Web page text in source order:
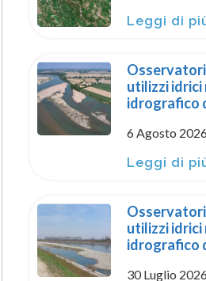
Leggi di
utilizzi
idrografico
6 Agosto
Leggi di
utilizzi
idrografico
30 Luglio